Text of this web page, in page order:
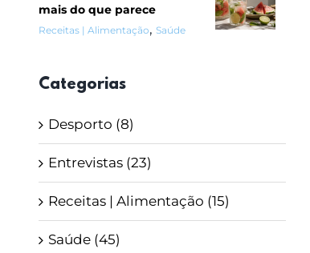
mais do que parece
Receitas | Alimentação, Saúde
Categorias
Desporto (8)
Entrevistas (23)
Receitas | Alimentação (15)
Saúde (45)